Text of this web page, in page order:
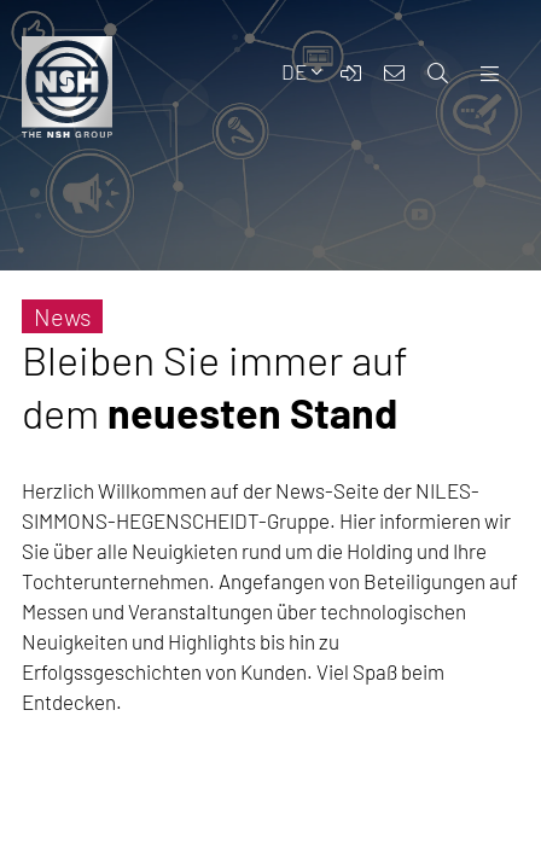
DE
News
Bleiben Sie immer auf
dem neuesten Stand
Herzlich Willkommen auf der News-Seite der NILES-
SIMMONS-HEGENSCHEIDT-Gruppe. Hier informieren wir
Sie über alle Neuigkieten rund um die Holding und Ihre
Tochterunternehmen. Angefangen von Beteiligungen auf
Messen und Veranstaltungen über technologischen
Neuigkeiten und Highlights bis hin zu
Erfolgssgeschichten von Kunden. Viel Spaß beim
Entdecken.